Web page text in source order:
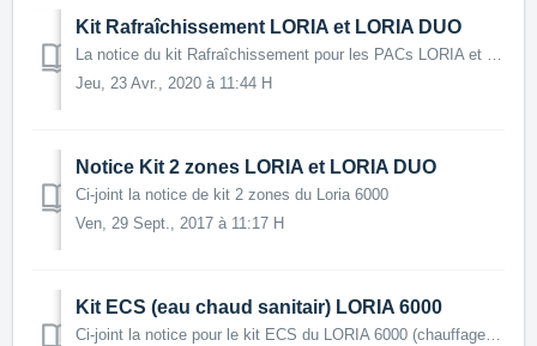
Kit Rafraîchissement LORIA et LORIA DUO
La notice du kit Rafraîchissement pour les PACs LORIA et LORIA DUO
Jeu, 23 Avr., 2020 à 11:44 H
Notice Kit 2 zones LORIA et LORIA DUO
Ci-joint la notice de kit 2 zones du Loria 6000
Ven, 29 Sept., 2017 à 11:17 H
Kit ECS (eau chaud sanitair) LORIA 6000
Ci-joint la notice pour le kit ECS du LORIA 6000 (chauffage seule).